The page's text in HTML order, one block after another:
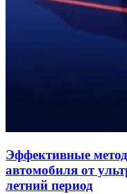
Эффективные
автомобиля от
летний период